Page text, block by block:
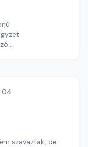
szavaztak, de